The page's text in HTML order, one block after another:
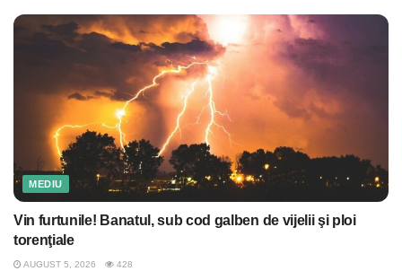
MEDIU
Vin furtunile! Banatul, sub cod galben de vijelii şi ploi
torenţiale
AUGUST 5, 2026 428